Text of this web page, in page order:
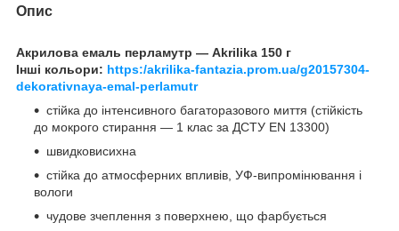
Опис
Акрилова емаль перламутр — Akrilika 150 г
Інші кольори: https:/akrilika-fantazia.prom.ua/g20157304-
dekorativnaya-emal-perlamutr
стійка до інтенсивного багаторазового миття (стійкість
до мокрого стирання — 1 клас за ДСТУ EN 13300)
швидковисихна
стійка до атмосферних впливів, УФ-випромінювання і
вологи
чудове зчеплення з поверхнею, що фарбується